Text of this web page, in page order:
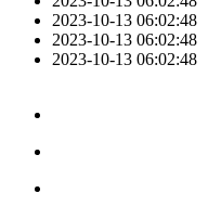
2023-10-13 06:02:48
2023-10-13 06:02:48
2023-10-13 06:02:48